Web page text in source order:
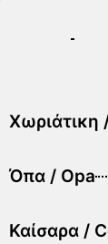
Χωριάτικη
Όπα / Opa
Καίσαρα /